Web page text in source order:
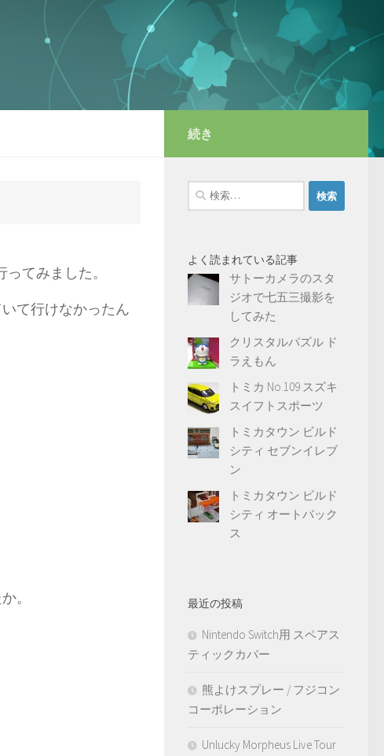
てみました。
て行けなかったん
。
続き
検
索:
よく読まれている記事
サトーカメラのスタ
ジオで七五三撮影を
してみた
クリスタルパズル ド
ラえもん
トミカ No.109 スズキ
スイフトスポーツ
トミカタウン ビルド
シティ セブンイレブ
ン
トミカタウン ビルド
シティ オートバック
ス
最近の投稿
Nintendo Switch用 スペアス
ティックカバー
熊よけスプレー / フジコン
コーポレーション
Unlucky Morpheus Live Tour